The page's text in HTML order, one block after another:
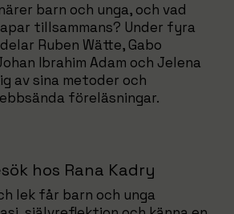
barn och unga, och vad
tillsammans? Under fyra
Ruben Wätte, Gabo
Ibrahim Adam och Jelena
av sina metoder och
föreläsningar.
hos Rana Kadry
lek får barn och unga